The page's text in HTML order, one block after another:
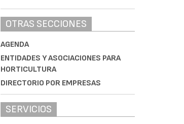
OTRAS SECCIONES
AGENDA
ENTIDADES Y ASOCIACIONES PARA
HORTICULTURA
DIRECTORIO POR EMPRESAS
SERVICIOS